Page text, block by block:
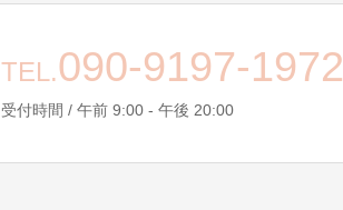
TEL.090-9197-1972
受付時間 / 午前 9:00 - 午後 20:00